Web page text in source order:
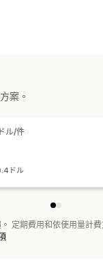
案。
ル/件
ドル
定期費用和依使用量計